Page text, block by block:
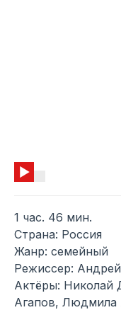
1 час. 46 мин.
Страна: Россия
Жанр: семейный
Режиссер:
Актёры: Николай
Агапов, Людмила